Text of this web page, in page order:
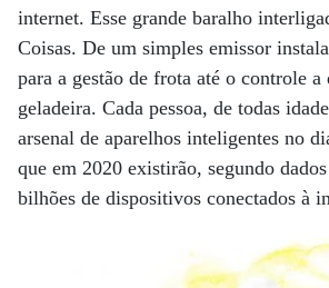
internet. Esse grande baralho
Coisas. De um simples emissor
para a gestão de frota até o controle a
geladeira. Cada pessoa, de todas
arsenal de aparelhos inteligentes no
que em 2020 existirão, segundo
bilhões de dispositivos conectados à